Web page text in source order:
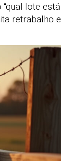
lote está
retrabalho e